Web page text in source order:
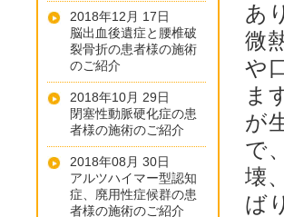
あ
微
や
ま
が
で
壊
ば
2018年12月 17日
脳出血後遺症と腰椎破
裂骨折の患者様の施術
のご紹介
2018年10月 29日
閉塞性動脈硬化症の患
者様の施術のご紹介
2018年08月 30日
アルツハイマー型認知
症、廃用性症候群の患
者様の施術のご紹介